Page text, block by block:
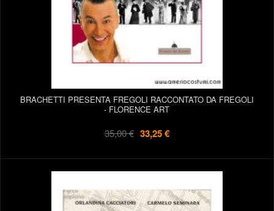
BRACHETTI PRESENTA FREGOLI RACCONTATO DA FREGOLI
- FLORENCE ART
35,00 € 33,25 €